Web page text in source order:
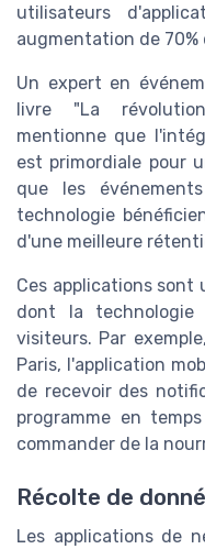
utilisateurs
augmentation de
Un expert en
livre "La
mentionne que
est primordiale pour
que les
technologie
d'une meilleure
Ces applications sont
dont la technologie
visiteurs. Par
Paris, l'application
de recevoir des
programme en
commander de la
Récolte de
Les applications de